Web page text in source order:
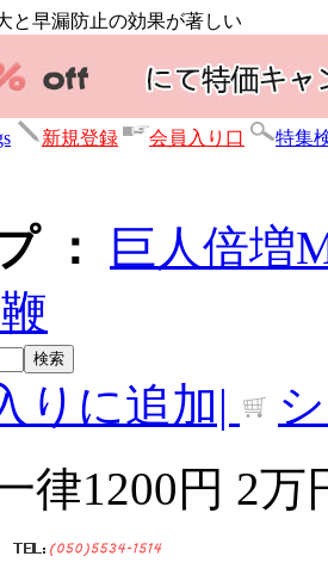
早漏防止の効果が著しい
新規登録 会員入り口 特集
：
巨人倍増
りに追加|
律1200円 2